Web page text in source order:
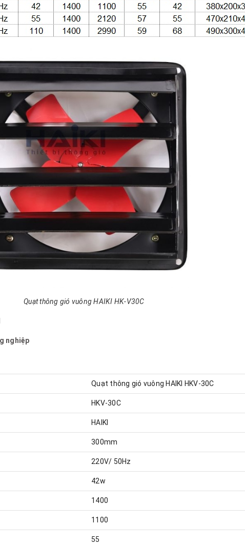
Quạt thông gió vuông HAIKI HK-V30C
nghiệp
Quạt thông gió vuông HAIKI HKV-30C
HKV-30C
HAIKI
300mm
220V/ 50Hz
42w
1400
1100
55